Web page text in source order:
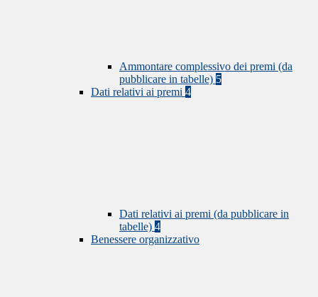
Ammontare complessivo dei premi (da
pubblicare in tabelle) 5
Dati relativi ai premi 4
Dati relativi ai premi (da pubblicare in
tabelle) 4
Benessere organizzativo